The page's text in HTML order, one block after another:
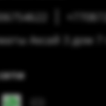
Аксай 3 дом